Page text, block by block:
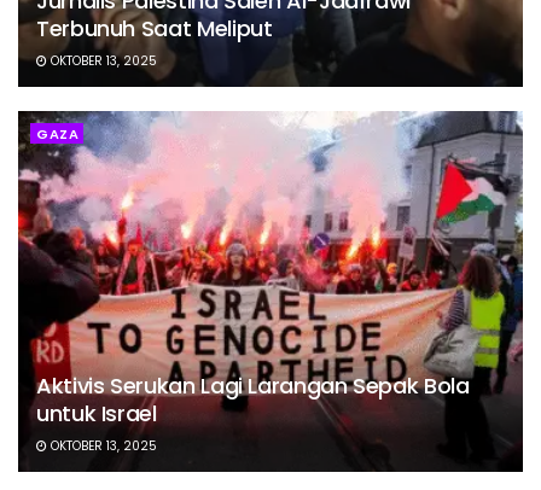
Terbunuh Saat Meliput
OKTOBER 13, 2025
GAZA
Aktivis Serukan Lagi Larangan Sepak Bola
untuk Israel
OKTOBER 13, 2025